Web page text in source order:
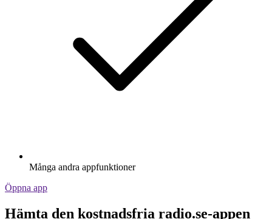
Många andra appfunktioner
Öppna app
Hämta den kostnadsfria radio.se-appen